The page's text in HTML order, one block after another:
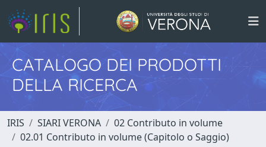
CATALOGO DEI PRODOTTI
DELLA RICERCA
IRIS SIARI VERONA
02 Contributo in volume
02.01 Contributo in volume (Capitolo o Saggio)